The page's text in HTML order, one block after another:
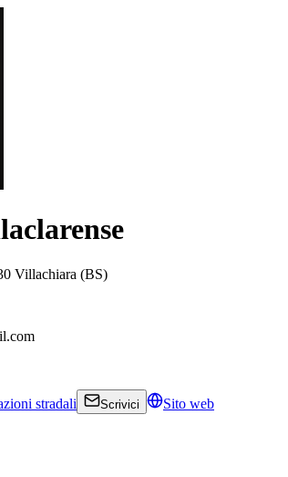
Villachiara (BS)
stradali Scrivici Sito web